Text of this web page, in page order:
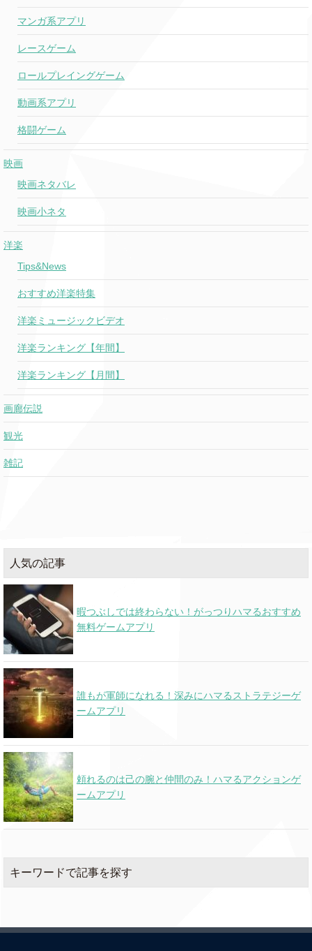
マンガ系アプリ
レースゲーム
ロールプレイングゲーム
動画系アプリ
格闘ゲーム
映画
映画ネタバレ
映画小ネタ
洋楽
Tips&News
おすすめ洋楽特集
洋楽ミュージックビデオ
洋楽ランキング【年間】
洋楽ランキング【月間】
画廊伝説
観光
雑記
人気の記事
暇つぶしでは終わらない！がっつりハマるおすすめ
無料ゲームアプリ
誰もが軍師になれる！深みにハマるストラテジーゲ
ームアプリ
頼れるのは己の腕と仲間のみ！ハマるアクションゲ
ームアプリ
キーワードで記事を探す